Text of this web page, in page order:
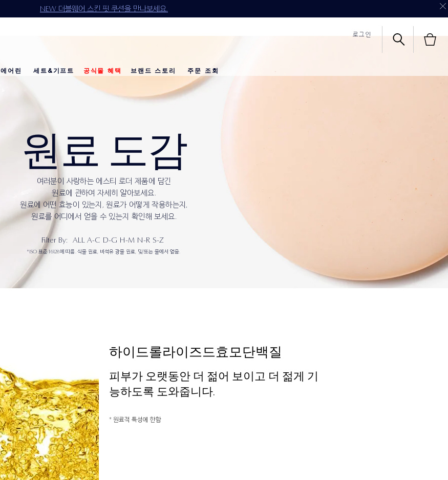
NEW 더블웨어 스킨 핏 쿠션을 만나보세요.
로그인
에어린 세트&기프트 공식몰 혜택 브랜드 스토리 주문 조회
칼리's 초이스
칼리's 초이스
이달의 세트
리제너레이팅 유스
원료 도감
여러분이 사랑하는 에스티 로더 제품에 담긴
원료에 관하여 자세히 알아보세요.
원료에 어떤 효능이 있는지, 원료가 어떻게 작용하는지,
원료를 어디에서 얻을 수 있는지 확인해 보세요.
Filter By: ALL A-C D-G H-M N-R S-Z
*ISO 표준 16128에 따름. 식물 원료, 비석유 광물 원료, 및/또는 물에서 얻음.
하이드롤라이즈드효모단백질
피부가 오랫동안 더 젊어 보이고 더 젊게 기
능하도록 도와줍니다.
* 원료적 특성에 한함